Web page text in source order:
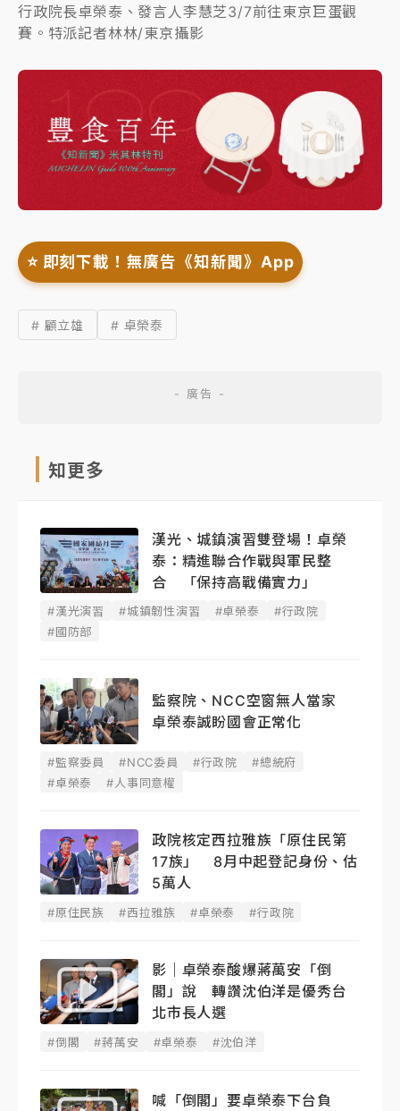
行政院長卓榮泰、發言人李慧芝3/7前往東京巨蛋觀
賽。特派記者林林/東京攝影
⭐️ 即刻下載！無廣告《知新聞》App
# 顧立雄 # 卓榮泰
知更多
漢光、城鎮演習雙登場！卓榮
泰：精進聯合作戰與軍民整
合 「保持高戰備實力」
#漢光演習 #城鎮韌性演習 #卓榮泰
#行政院
#國防部
監察院、NCC空窗無人當家
卓榮泰誠盼國會正常化
#監察委員 #NCC委員 #行政院
#總統府
#卓榮泰
#人事同意權
政院核定西拉雅族「原住民第
17族」 8月中起登記身份、估
5萬人
#原住民族 #西拉雅族 #卓榮泰 #行政院
影｜卓榮泰酸爆蔣萬安「倒
閣」說 轉讚沈伯洋是優秀台
北市長人選
#倒閣 #蔣萬安 #卓榮泰 #沈伯洋
喊「倒閣」要卓榮泰下台負